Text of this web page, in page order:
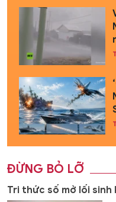
ĐỪNG BỎ LỠ
Tri thức số mở lối sinh